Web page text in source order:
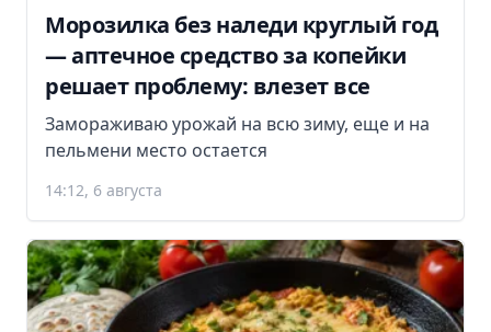
Морозилка без наледи круглый год
— аптечное средство за копейки
решает проблему: влезет все
Замораживаю урожай на всю зиму, еще и на
пельмени место остается
14:12, 6 августа